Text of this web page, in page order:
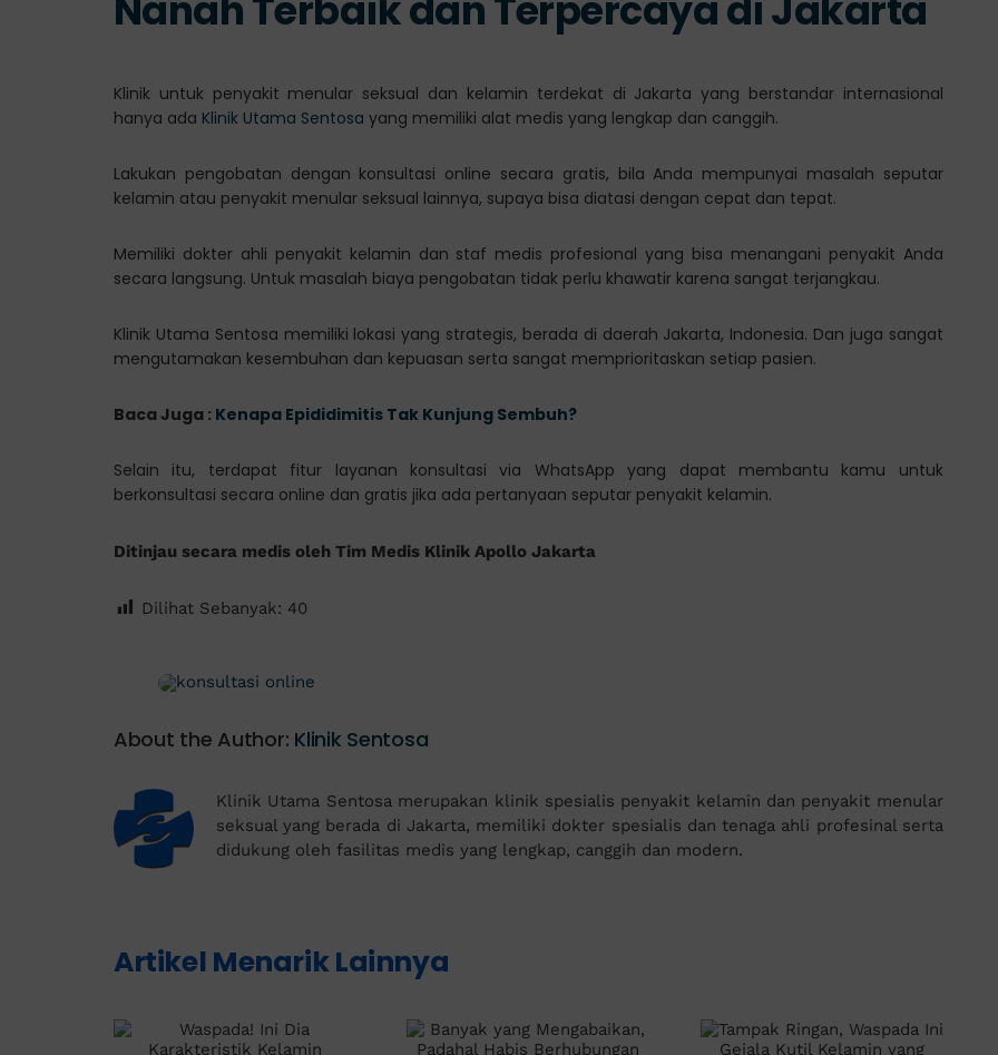
Klinik untuk penyakit menular seksual dan kelamin terdekat di Jakarta yang berstandar internasional
hanya ada Klinik Utama Sentosa yang memiliki alat medis yang lengkap dan canggih.
Lakukan pengobatan dengan konsultasi online secara gratis, bila Anda mempunyai masalah seputar
kelamin atau penyakit menular seksual lainnya, supaya bisa diatasi dengan cepat dan tepat.
Memiliki dokter ahli penyakit kelamin dan staf medis profesional yang bisa menangani penyakit Anda
secara langsung. Untuk masalah biaya pengobatan tidak perlu khawatir karena sangat terjangkau.
Klinik Utama Sentosa memiliki lokasi yang strategis, berada di daerah Jakarta, Indonesia. Dan juga sangat
mengutamakan kesembuhan dan kepuasan serta sangat memprioritaskan setiap pasien.
Baca Juga : Kenapa Epididimitis Tak Kunjung Sembuh?
Selain itu, terdapat fitur layanan konsultasi via WhatsApp yang dapat membantu kamu untuk
berkonsultasi secara online dan gratis jika ada pertanyaan seputar penyakit kelamin.
Ditinjau secara medis oleh Tim Medis Klinik Apollo Jakarta
Dilihat Sebanyak: 40
About the Author: Klinik Sentosa
Klinik Utama Sentosa merupakan klinik spesialis penyakit kelamin dan penyakit menular
seksual yang berada di Jakarta, memiliki dokter spesialis dan tenaga ahli profesinal serta
didukung oleh fasilitas medis yang lengkap, canggih dan modern.
Artikel Menarik Lainnya